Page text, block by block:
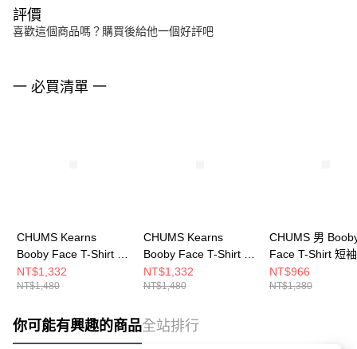
評價
喜歡這個商品嗎？購買後給他一個好評吧
一 必買清單 一
CHUMS Kearns
Booby Face T-Shirt 男
短袖上衣 黑/白
CH012709K001
NT$1,332
NT$1,480
CHUMS Kearns
Booby Face T-Shirt 男
短袖上衣 深藍
CH012709N001
NT$1,332
NT$1,480
CHUMS 男
Face T-Shirt 短
CH012278G075
NT$966
NT$1,380
你可能有興趣的商品全站排行